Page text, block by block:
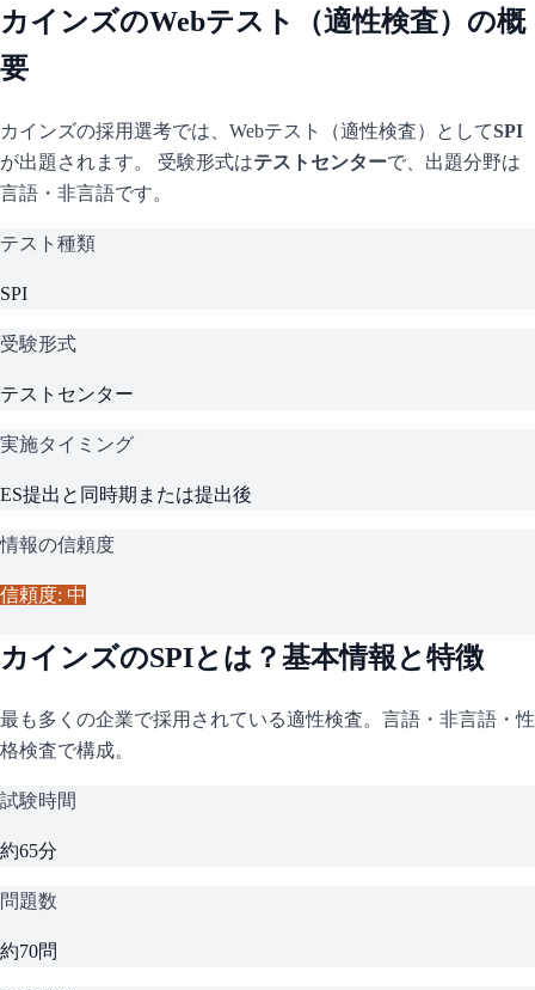
カインズのWebテスト（適性検査）の概
要
カインズの採用選考では、Webテスト（適性検査）としてSPI
が出題されます。 受験形式はテストセンターで、 出題分野は
言語・非言語です。
テスト種類
SPI
受験形式
テストセンター
実施タイミング
ES提出と同時期または提出後
情報の信頼度
信頼度: 中
カインズのSPIとは？基本情報と特徴
最も多くの企業で採用されている適性検査。言語・非言語・性
格検査で構成。
試験時間
約65分
問題数
約70問